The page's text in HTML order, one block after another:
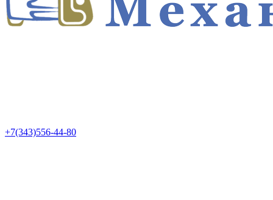
+7(343)556-44-80